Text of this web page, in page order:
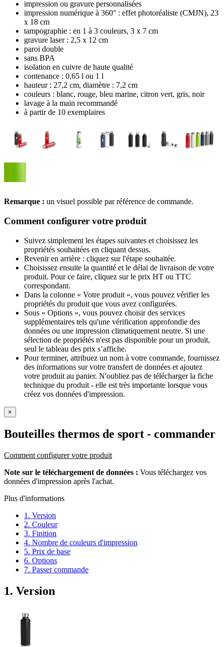
impression ou gravure personnalisées
impression numérique à 360° : effet photoréaliste (CMJN), 23
x 18 cm
tampographie : en 1 à 3 couleurs, 3 x 7 cm
gravure laser : 2,5 x 12 cm
paroi double
sans BPA
isolation en cuivre de haute qualité
contenance : 0,65 l ou 1 l
hauteur : 27,2 cm, diamètre : 7,2 cm
couleurs : blanc, rouge, bleu marine, citron vert, gris, noir
lavage à la main recommandé
à partir de 10 exemplaires
Remarque : un visuel possible par référence de commande.
Comment configurer votre produit
Suivez simplement les étapes suivantes et choisissez les
propriétés souhaitées en cliquant dessus.
Revenir en arrière : cliquez sur l'étape souhaitée.
Choisissez ensuite la quantité et le délai de livraison de votre
produit. Pour ce faire, cliquez sur le prix HT ou TTC
correspondant.
Dans la colonne « Votre produit », vous pouvez vérifier les
propriétés du produit que vous avez configurées.
Sous « Options », vous pouvez choisir des services
supplémentaires tels qu'une vérification approfondie des
données ou une impression climatiquement neutre. Si une
sélection de propriétés n'est pas disponible pour un produit,
seul le tableau des prix s’affiche.
Pour terminer, attribuez un nom à votre commande, fournissez
des informations sur votre transfert de données et ajoutez
votre produit au panier. N'oubliez pas de télécharger la fiche
technique du produit - elle est très importante lorsque vous
créez vos données d'impression.
×
Bouteilles thermos de sport - commander
Comment configurer votre produit
Note sur le téléchargement de données : Vous téléchargez vos
données d'impression après l'achat.
Plus d'informations
1. Version
2. Couleur
3. Finition
4. Nombre de couleurs d'impression
5. Prix de base
6. Options
7. Passer commande
1. Version